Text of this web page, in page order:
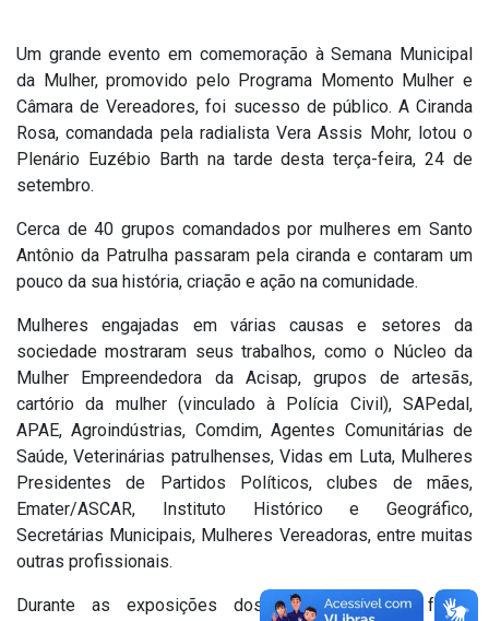
Um grande evento em comemoração à Semana Municipal
da Mulher, promovido pelo Programa Momento Mulher e
Câmara de Vereadores, foi sucesso de público. A Ciranda
Rosa, comandada pela radialista Vera Assis Mohr, lotou o
Plenário Euzébio Barth na tarde desta terça-feira, 24 de
setembro.
Cerca de 40 grupos comandados por mulheres em Santo
Antônio da Patrulha passaram pela ciranda e contaram um
pouco da sua história, criação e ação na comunidade.
Mulheres engajadas em várias causas e setores da
sociedade mostraram seus trabalhos, como o Núcleo da
Mulher Empreendedora da Acisap, grupos de artesãs,
cartório da mulher (vinculado à Polícia Civil), SAPedal,
APAE, Agroindústrias, Comdim, Agentes Comunitárias de
Saúde, Veterinárias patrulhenses, Vidas em Luta, Mulheres
Presidentes de Partidos Políticos, clubes de mães,
Emater/ASCAR, Instituto Histórico e Geográfico,
Secretárias Municipais, Mulheres Vereadoras, entre muitas
outras profissionais.
Durante as exposições dos grupos também foram